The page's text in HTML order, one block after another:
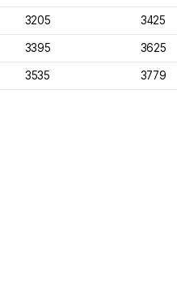
3205 3425
3395 3625
3535 3779